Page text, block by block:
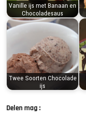
Vanille ijs met Banaan en
Chocoladesaus
Twee Soorten Chocolade
ijs
Delen mag :